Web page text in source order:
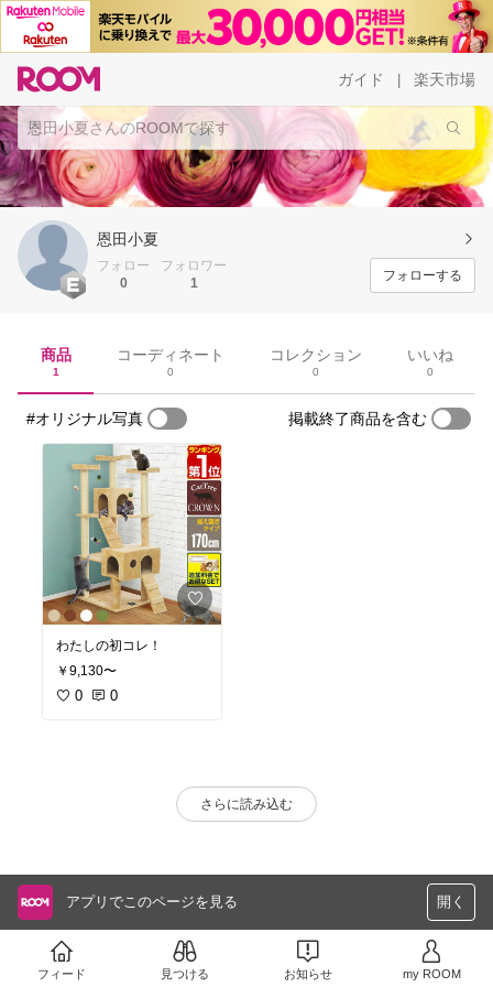
ガイド 楽天市場
恩田小夏
フォロー
0
フォロワー
1
フォローする
商品
1
コーディネート
0
コレクション
0
いいね
0
#オリジナル写真 掲載終了商品を含む
わたしの初コレ！
￥9,130〜
0 0
さらに読み込む
アプリでこのページを見る 開く
フィード 見つける お知らせ my ROOM